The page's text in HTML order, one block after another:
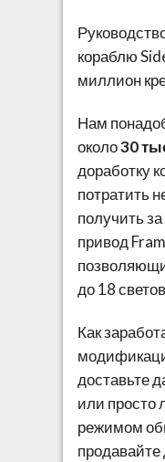
кораблю
миллион
Нам
около30
доработку
потратить
получить
привод
до 18
Как
доставьте
или просто
режимом
продавайте